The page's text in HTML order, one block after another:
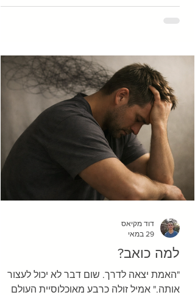
להיות בטבע, ולספוג את כל האווירה. פתאום,
באמצע כל הטוב הזה, אתם דורכים על בור
לחוט השדרה שעולה במהירות למוח, אבל
זאת – אתם עדיין לא מרגי
למה כואב?
"האמת יצאה לדרך. שום דבר לא יכול לעצור
אותה." אמיל זולה כרבע מאוכלוסיית העולם
דוד מקיאס
29 במאי